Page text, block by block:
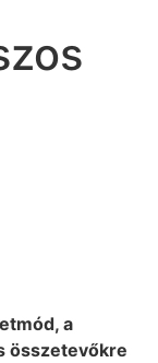
a
összetevőkre